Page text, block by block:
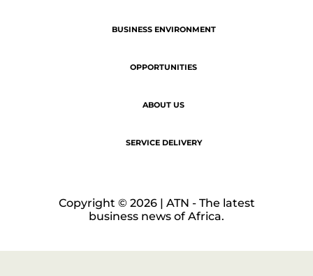
BUSINESS ENVIRONMENT
OPPORTUNITIES
ABOUT US
SERVICE DELIVERY
Copyright © 2026 | ATN - The latest
business news of Africa.